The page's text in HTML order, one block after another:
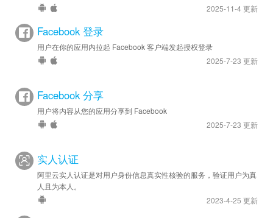
2025-11-4 更新
Facebook 登录
用户在你的应用内拉起 Facebook 客户端发起授权登录
2025-7-23 更新
Facebook 分享
用户将内容从您的应用分享到 Facebook
2025-7-23 更新
实人认证
阿里云实人认证是对用户身份信息真实性核验的服务，验证用户为真
人且为本人。
2023-4-25 更新